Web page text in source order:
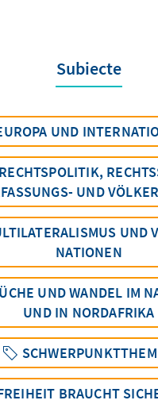
Subiecte
UND
RECHTSPOLITIK,
UND
UND
NATIONEN
UND WANDEL IM
UND IN NORDAFRIKA
BRAUCHT